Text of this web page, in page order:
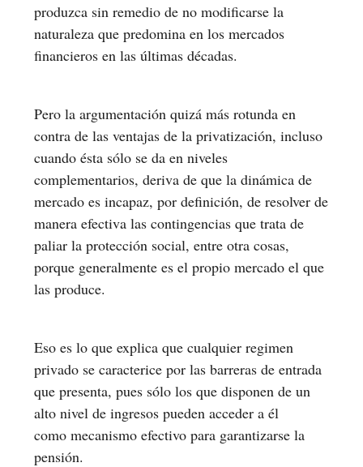
produzca sin remedio de no modificarse la
naturaleza que predomina en los mercados
financieros en las últimas décadas.
Pero la argumentación quizá más rotunda en
contra de las ventajas de la privatización, incluso
cuando ésta sólo se da en niveles
complementarios, deriva de que la dinámica de
mercado es incapaz, por definición, de resolver de
manera efectiva las contingencias que trata de
paliar la protección social, entre otra cosas,
porque generalmente es el propio mercado el que
las produce.
Eso es lo que explica que cualquier regimen
privado se caracterice por las barreras de entrada
que presenta, pues sólo los que disponen de un
alto nivel de ingresos pueden acceder a él
como mecanismo efectivo para garantizarse la
pensión.